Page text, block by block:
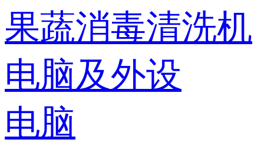
果蔬消毒清洗机
电脑及外设
电脑